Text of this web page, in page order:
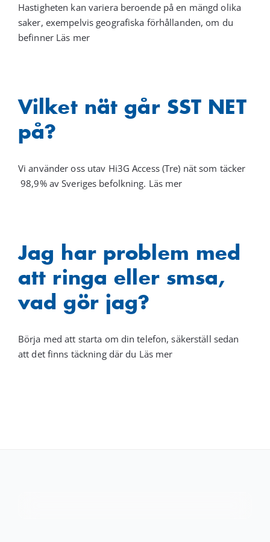
Kundservice
Hastigheten kan variera beroende på en mängd olika
saker, exempelvis geografiska förhållanden, om du
befinner Läs mer
Vilket nät går SST NET
på?
Vi använder oss utav Hi3G Access (Tre) nät som täcker
98,9% av Sveriges befolkning. Läs mer
Jag har problem med
att ringa eller smsa,
vad gör jag?
Börja med att starta om din telefon, säkerställ sedan
att det finns täckning där du Läs mer